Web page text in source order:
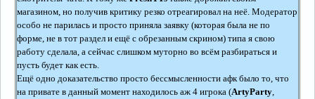
магазином, но получив критику резко отреагировал на неё. Модератор
особо не парилась и просто приняла заявку (которая была не по
форме, не в тот раздел и ещё с обрезанным скрином) типа я свою
работу сделала, а сейчас слишком муторно во всём разбираться и
пусть будет как есть.
Ещё одно доказательство просто бессмысленности афк было то, что
на привате в данный момент находилось аж 4 игрока (ArtyParty,